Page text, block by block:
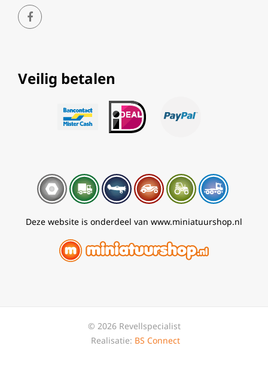
Veilig betalen
Deze website is onderdeel van www.miniatuurshop.nl
© 2026 Revellspecialist
Realisatie: BS Connect